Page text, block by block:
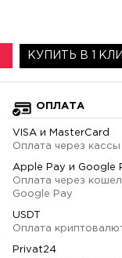
КУПИТЬ В 1
ОПЛАТА
VISA и MasterCard
Оплата через
Apple Pay и Google
Оплата через
Google Pay
USDT
Оплата
Privat24